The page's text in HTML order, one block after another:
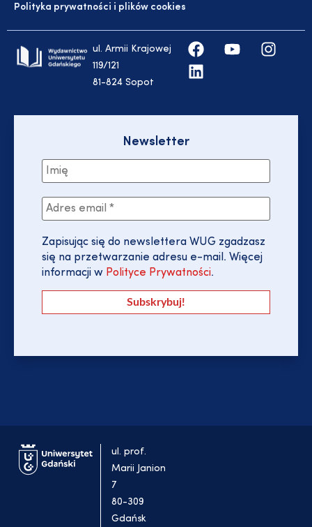
Polityka prywatności i plików cookies
ul. Armii Krajowej
119/121
81-824 Sopot
Newsletter
Zapisując się do newslettera WUG zgadzasz
się na przetwarzanie adresu e-mail. Więcej
informacji w Polityce Prywatności.
ul. prof.
Marii Janion
7
80-309
Gdańsk